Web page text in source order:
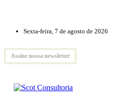
Sexta-feira, 7 de agosto de 2026
Assine nossa newsletter